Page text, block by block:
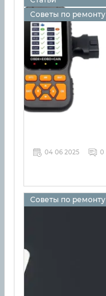
Советы по ремонту
04 06 2025 0
Советы по ремонту